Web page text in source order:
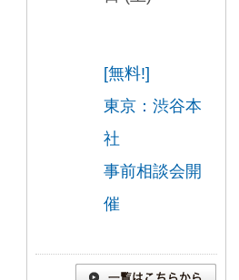
[無料!]
東京：渋谷本
社
事前相談会開
催